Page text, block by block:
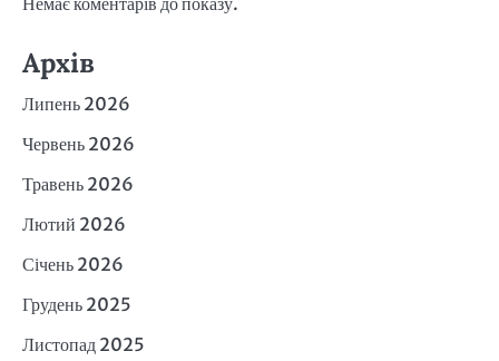
Архів
Липень 2026
Червень 2026
Травень 2026
Лютий 2026
Січень 2026
Грудень 2025
Листопад 2025